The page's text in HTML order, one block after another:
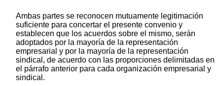
Ambas partes se reconocen mutuamente legitimación
suficiente para concertar el presente convenio y
establecen que los acuerdos sobre el mismo, serán
adoptados por la mayoría de la representación
empresarial y por la mayoría de la representación
sindical, de acuerdo con las proporciones delimitadas en
el párrafo anterior para cada organización empresarial y
sindical.